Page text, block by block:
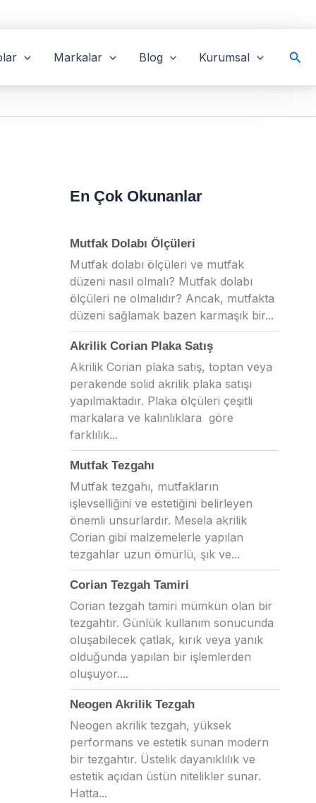
Markalar Blog Kurumsal
En Çok Okunanlar
Mutfak Dolabı Ölçüleri
Mutfak dolabı ölçüleri ve mutfak
düzeni nasıl olmalı? Mutfak dolabı
ölçüleri ne olmalıdır? Ancak, mutfakta
düzeni sağlamak bazen karmaşık bir...
Akrilik Corian Plaka Satış
Akrilik Corian plaka satış, toptan veya
perakende solid akrilik plaka satışı
yapılmaktadır. Plaka ölçüleri çeşitli
markalara ve kalınlıklara göre
farklılık...
Mutfak Tezgahı
Mutfak tezgahı, mutfakların
işlevselliğini ve estetiğini belirleyen
önemli unsurlardır. Mesela akrilik
Corian gibi malzemelerle yapılan
tezgahlar uzun ömürlü, şık ve...
Corian Tezgah Tamiri
Corian tezgah tamiri mümkün olan bir
tezgahtır. Günlük kullanım sonucunda
oluşabilecek çatlak, kırık veya yanık
olduğunda yapılan bir işlemlerden
oluşuyor....
Neogen Akrilik Tezgah
Neogen akrilik tezgah, yüksek
performans ve estetik sunan modern
bir tezgahtır. Üstelik dayanıklılık ve
estetik açıdan üstün nitelikler sunar.
Hatta...